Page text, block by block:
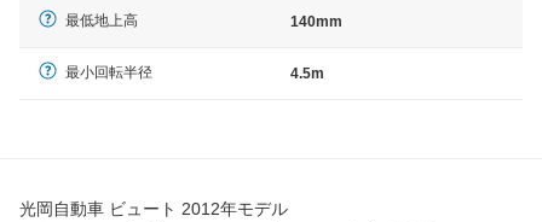
最低地上高 140mm
最小回転半径 4.5m
光岡自動車 ビュート 2012年モデル